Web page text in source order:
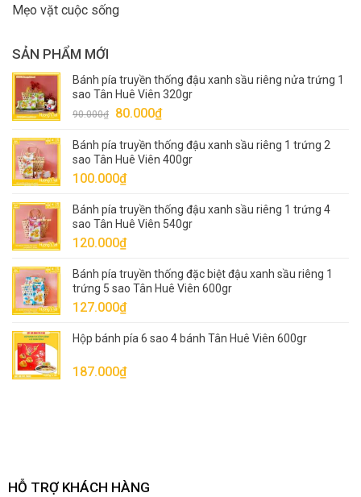
Mẹo vặt cuộc sống
SẢN PHẨM MỚI
Bánh pía truyền thống đậu xanh sầu riêng nửa trứng 1
sao Tân Huê Viên 320gr
90.000₫
Giá
là:
90.000₫.
80.000₫Giá
tại
là:
Bánh pía truyền thống đậu xanh sầu riêng 1 trứng 2
sao Tân Huê Viên 400gr
100.000₫
Bánh pía truyền thống đậu xanh sầu riêng 1 trứng 4
sao Tân Huê Viên 540gr
120.000₫
Bánh pía truyền thống đặc biệt đậu xanh sầu riêng 1
trứng 5 sao Tân Huê Viên 600gr
127.000₫
Hộp bánh pía 6 sao 4 bánh Tân Huê Viên 600gr
187.000₫
HỖ TRỢ KHÁCH HÀNG